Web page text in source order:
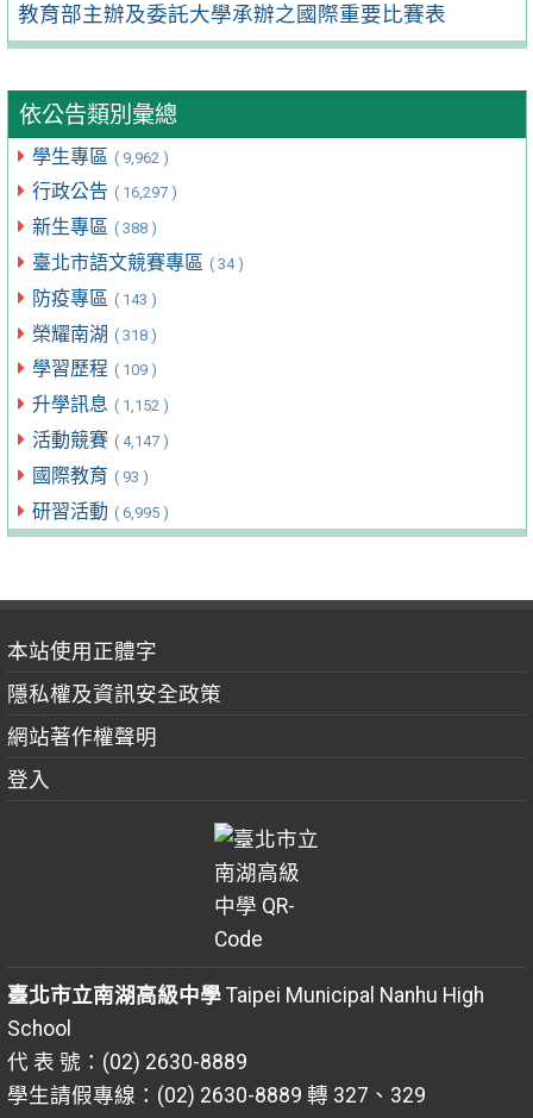
教育部主辦及委託大學承辦之國際重要比賽表
依公告類別彙總
學生專區 ( 9,962 )
行政公告 ( 16,297 )
新生專區 ( 388 )
臺北市語文競賽專區 ( 34 )
防疫專區 ( 143 )
榮耀南湖 ( 318 )
學習歷程 ( 109 )
升學訊息 ( 1,152 )
活動競賽 ( 4,147 )
國際教育 ( 93 )
研習活動 ( 6,995 )
本站使用正體字
隱私權及資訊安全政策
網站著作權聲明
登入
臺北市立南湖高級中學Taipei Municipal Nanhu High
School
代 表 號：(02) 2630-8889
學生請假專線：(02) 2630-8889 轉 327、329